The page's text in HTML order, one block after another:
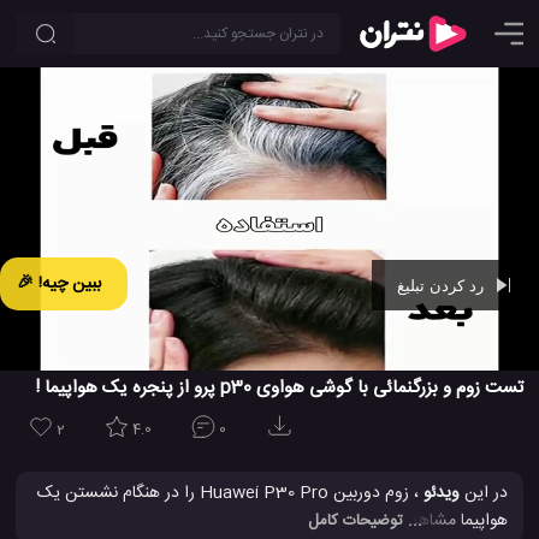
ببین چیه! 🎉
تست زوم و بزرگنمائی با گوشی هواوی p30 پرو از پنجره یک هواپیما !
2 4.0 0
در اینویدئو
، زوم دوربین Huawei P30 Pro را در هنگام نشستن یک
... توضیحات کامل